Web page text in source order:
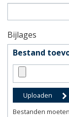
Bijlages
Bestand
Bestanden